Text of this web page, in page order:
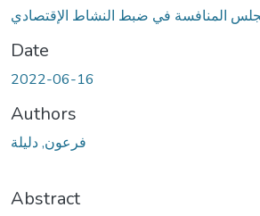
Date
2022-06-16
Authors
فرعون, دليلة
Abstract